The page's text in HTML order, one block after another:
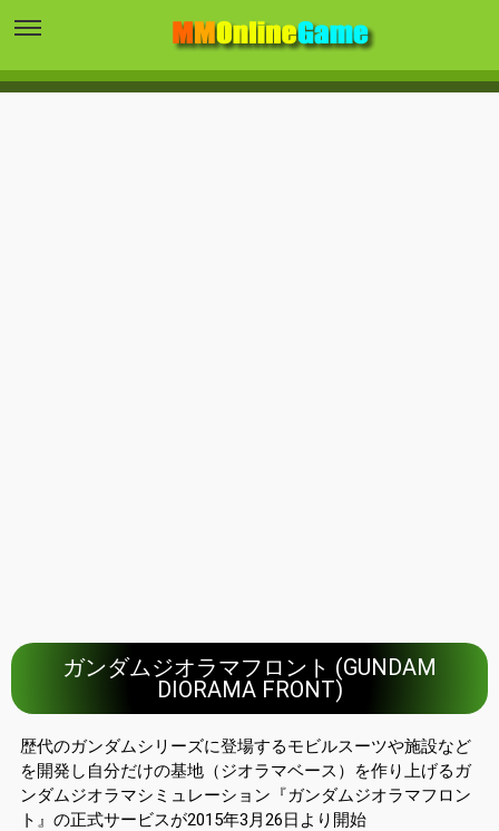
ガンダムジオラマフロント (GUNDAM
DIORAMA FRONT)
歴代のガンダムシリーズに登場するモビルスーツや施設など
を開発し自分だけの基地（ジオラマベース）を作り上げるガ
ンダムジオラマシミュレーション『ガンダムジオラマフロン
ト』の正式サービスが2015年3月26日より開始